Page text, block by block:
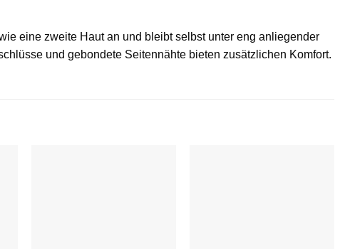
eine zweite Haut an und bleibt selbst unter eng anliegender
und gebondete Seitennähte bieten zusätzlichen Komfort.